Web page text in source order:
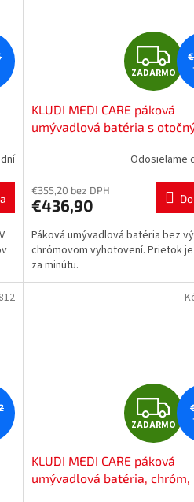
Z
A
D
A
R
O
ZADARMO
KLUDI MEDI CARE páková
umývadlová batéria s
Odosielame
€355,20 bez DPH
€436,90
Páková umývadlová batéria bez
chrómovom vyhotovení. Prietok
za minútu.
Z
A
D
ZADARMO
KLUDI MEDI CARE páková
umývadlová batéria, chróm,